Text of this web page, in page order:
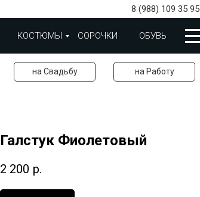
8 (988) 109 35 95
КОСТЮМЫ СОРОЧКИ ОБУВЬ
на Свадьбу на Работу
Галстук Фиолетовый
2 200 р.